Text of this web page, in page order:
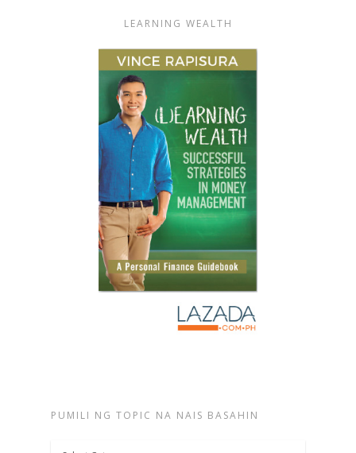
LEARNING WEALTH
PUMILI NG TOPIC NA NAIS BASAHIN